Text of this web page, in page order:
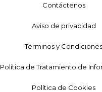
Contáctenos
Aviso de privacidad
Términos y Condiciones
Política de Tratamiento de
Política de Cookies